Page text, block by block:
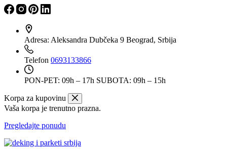
Adresa: Aleksandra Dubčeka 9 Beograd, Srbija
Telefon 0693133866
PON-PET: 09h – 17h SUBOTA: 09h – 15h
Korpa za kupovinu
Vaša korpa je trenutno prazna.
Pregledajte ponudu